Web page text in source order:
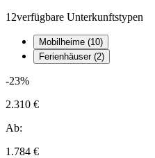
12verfügbare Unterkunftstypen
Mobilheime (10)
Ferienhäuser (2)
-23%
2.310 €
Ab:
1.784 €